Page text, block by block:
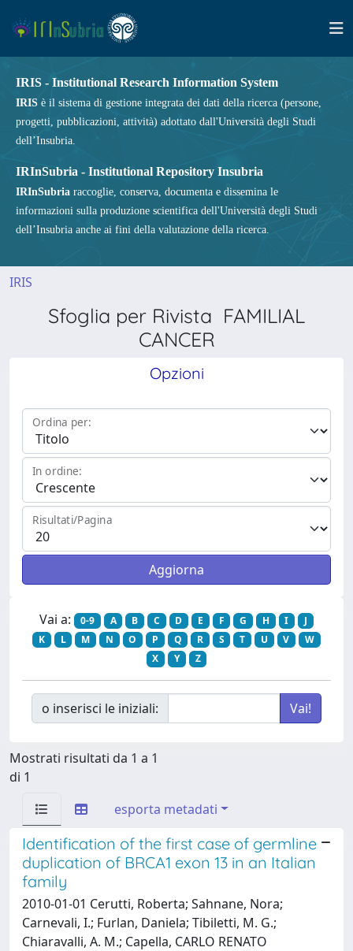
IRIS - Institutional Research Information System
IRIS è il sistema di gestione integrata dei dati della ricerca (persone,
progetti, pubblicazioni, attività) adottato dall'Università degli Studi
dell’Insubria.
IRInSubria - Institutional Repository Insubria
IRInSubria raccoglie, conserva, documenta e dissemina le
informazioni sulla produzione scientifica dell'Università degli Studi
dell’Insubria anche ai fini della valutazione della ricerca.
IRIS
Sfoglia per Rivista FAMILIAL
CANCER
Opzioni
Ordina per:
In ordine:
Risultati/Pagina
Vai a: 0-9 A B C D E F G H I
J
K
L M N O P Q R S T U V
W
X
Y Z
o inserisci le iniziali:
Mostrati risultati da 1 a 1
di 1
esporta metadati
Identification of the first case of germline
duplication of BRCA1 exon 13 in an Italian
family
2010-01-01 Cerutti, Roberta; Sahnane, Nora;
Carnevali, I.; Furlan, Daniela; Tibiletti, M. G.;
Chiaravalli, A. M.; Capella, CARLO RENATO